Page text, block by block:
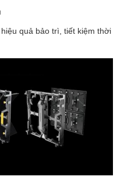
quả bảo trì, tiết kiệm thời